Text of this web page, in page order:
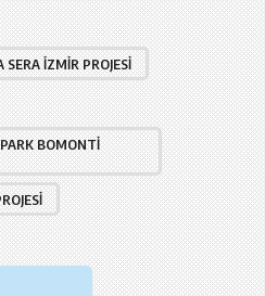
SERA İZMIR PROJESI
BOMONTI